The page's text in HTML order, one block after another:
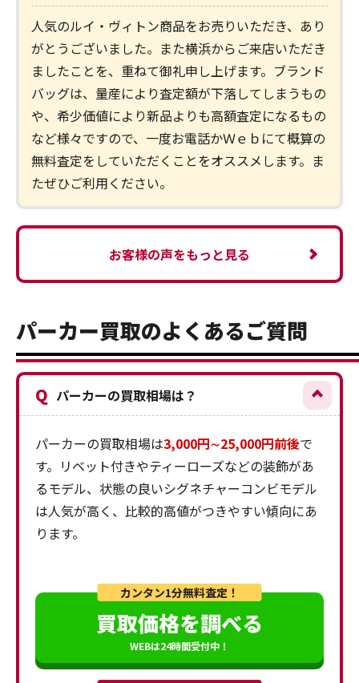
人気のルイ・ヴィトン商品をお売りいただき、あり
がとうございました。また横浜からご来店いただき
ましたことを、重ねて御礼申し上げます。ブランド
バッグは、量産により査定額が下落してしまうもの
や、希少価値により新品よりも高額査定になるもの
など様々ですので、一度お電話かＷｅｂにて概算の
無料査定をしていただくことをオススメします。ま
たぜひご利用ください。
お客様の声をもっと見る
パーカー買取のよくあるご質問
Q パーカーの買取相場は？
パーカーの買取相場は3,000円∼25,000円前後で
す。リベット付きやティーローズなどの装飾があ
るモデル、状態の良いシグネチャーコンビモデル
は人気が高く、比較的高値がつきやすい傾向にあ
ります。
カンタン1分無料査定！
買取価格を調べる
WEBは24時間受付中！